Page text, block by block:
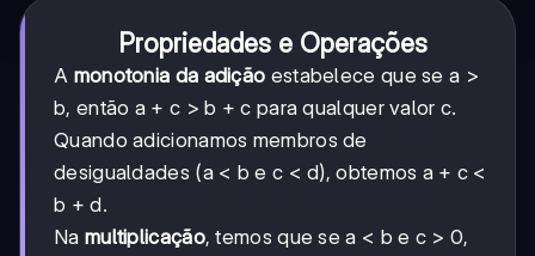
Propriedades e Operações
A monotonia da adição estabelece que se a >
b, então a + c > b + c para qualquer valor c.
Quando adicionamos membros de
desigualdades (a < b e c < d), obtemos a + c <
b + d.
Na multiplicação, temos que se a < b e c > 0,